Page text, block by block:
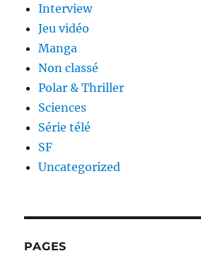
Interview
Jeu vidéo
Manga
Non classé
Polar & Thriller
Sciences
Série télé
SF
Uncategorized
PAGES